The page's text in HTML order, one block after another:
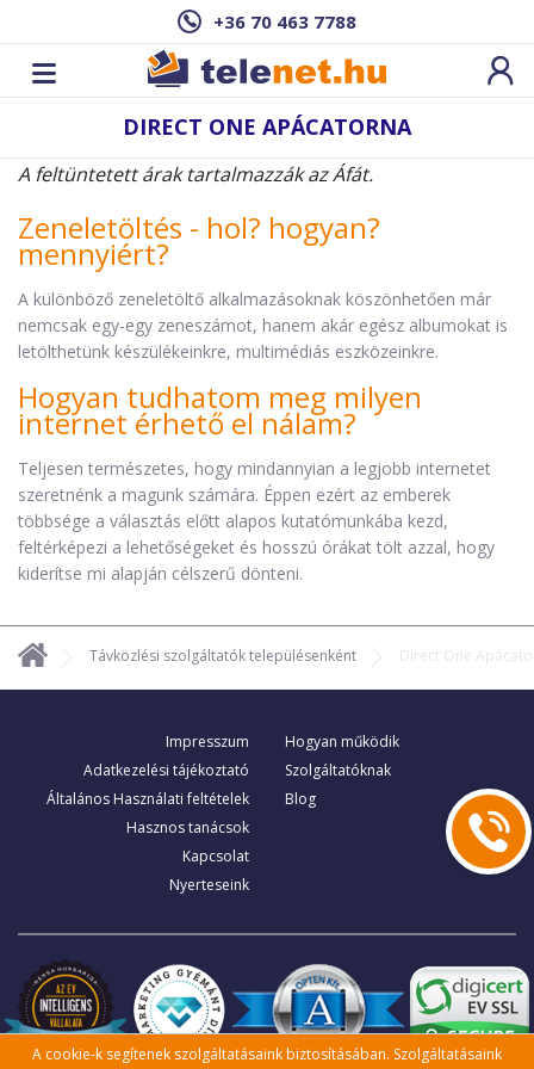
+36 70 463 7788
DIRECT ONE APÁCATORNA
A feltüntetett árak tartalmazzák az Áfát.
Zeneletöltés - hol? hogyan?
mennyiért?
A különböző zeneletöltő alkalmazásoknak köszönhetően már
nemcsak egy-egy zeneszámot, hanem akár egész albumokat is
letölthetünk készülékeinkre, multimédiás eszközeinkre.
Hogyan tudhatom meg milyen
internet érhető el nálam?
Teljesen természetes, hogy mindannyian a legjobb internetet
szeretnénk a magunk számára. Éppen ezért az emberek
többsége a választás előtt alapos kutatómunkába kezd,
feltérképezi a lehetőségeket és hosszú órákat tölt azzal, hogy
kiderítse mi alapján célszerű dönteni.
Távközlési szolgáltatók településenként Direct One
Impresszum
Adatkezelési tájékoztató
Általános Használati feltételek
Hasznos tanácsok
Kapcsolat
Nyerteseink
Hogyan működik
Szolgáltatóknak
Blog
A cookie-k segítenek szolgáltatásaink biztosításában. Szolgáltatásaink